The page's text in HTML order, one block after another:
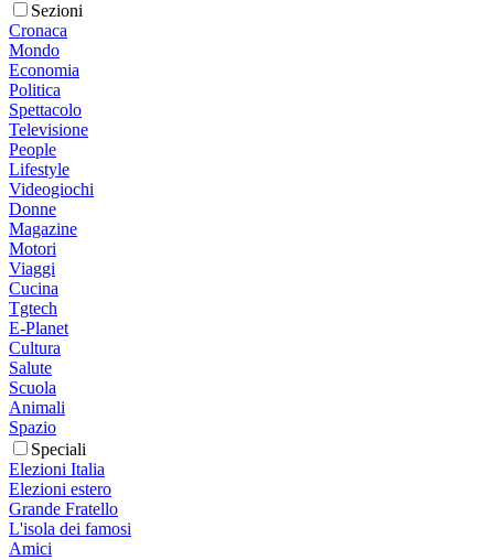
Sezioni
Cronaca
Mondo
Economia
Politica
Spettacolo
Televisione
People
Lifestyle
Videogiochi
Donne
Magazine
Motori
Viaggi
Cucina
Tgtech
E-Planet
Cultura
Salute
Scuola
Animali
Spazio
Speciali
Elezioni Italia
Elezioni estero
Grande Fratello
L'isola dei famosi
Amici